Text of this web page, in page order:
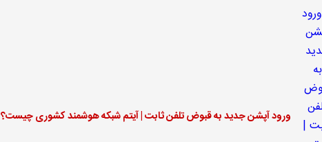
ورود آپشن جدید به قبوض تلفن ثابت | آیتم شبکه هوشمند کشوری چیست؟